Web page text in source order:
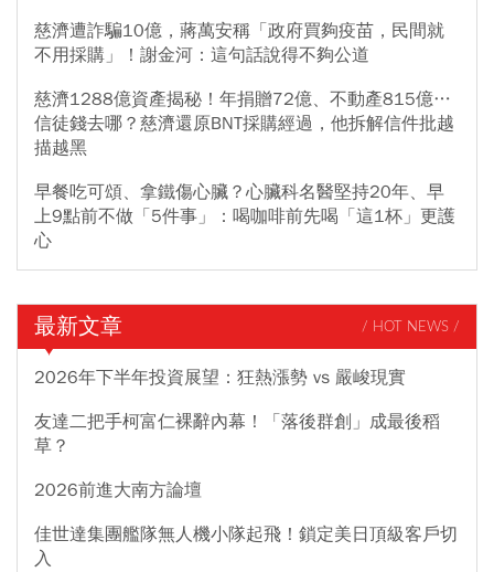
慈濟遭詐騙10億，蔣萬安稱「政府買夠疫苗，民間就
不用採購」！謝金河：這句話說得不夠公道
慈濟1288億資產揭秘！年捐贈72億、不動產815億…
信徒錢去哪？慈濟還原BNT採購經過，他拆解信件批越
描越黑
早餐吃可頌、拿鐵傷心臟？心臟科名醫堅持20年、早
上9點前不做「5件事」：喝咖啡前先喝「這1杯」更護
心
最新文章 / HOT NEWS /
2026年下半年投資展望：狂熱漲勢 vs 嚴峻現實
友達二把手柯富仁裸辭內幕！「落後群創」成最後稻
草？
2026前進大南方論壇
佳世達集團艦隊無人機小隊起飛！鎖定美日頂級客戶切
入